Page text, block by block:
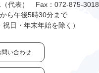
代表）
Fax：072-875-3018
ら午後5時30分まで
祝日・年末年始を除く）
問い合わせ